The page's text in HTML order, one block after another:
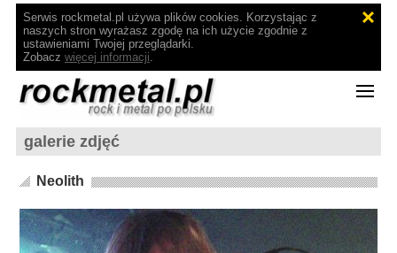
Serwis rockmetal.pl używa plików cookies. Korzystając z
naszych stron wyrażasz zgodę na ich użycie zgodnie z
ustawieniami Twojej przeglądarki.
Zobacz więcej informacji.
galerie zdjęć
Neolith